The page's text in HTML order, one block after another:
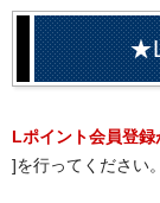
Lポイント会員登
]を行ってください。